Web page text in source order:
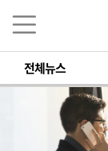
전체뉴스